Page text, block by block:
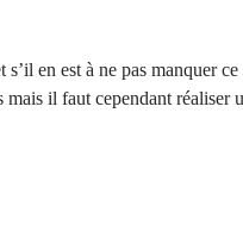
en est à ne pas manquer
mais il faut cependant